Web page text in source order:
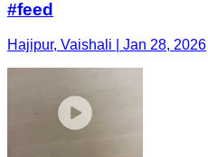
#feed
Hajipur, Vaishali | Jan 28, 2026